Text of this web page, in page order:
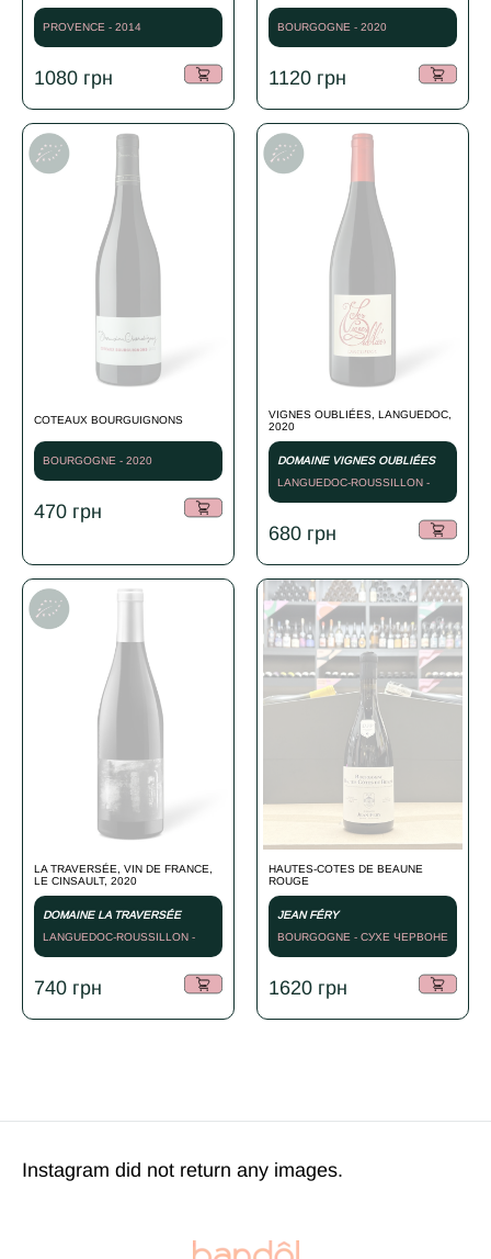
PROVENCE - 2014
1080 грн
BOURGOGNE - 2020
1120 грн
COTEAUX BOURGUIGNONS
BOURGOGNE - 2020
470 грн
VIGNES OUBLIÉES, LANGUEDOC,
2020
DOMAINE VIGNES OUBLIÉES
LANGUEDOC-ROUSSILLON -
2020
680 грн
LA TRAVERSÉE, VIN DE FRANCE,
LE CINSAULT, 2020
DOMAINE LA TRAVERSÉE
LANGUEDOC-ROUSSILLON -
2020
740 грн
HAUTES-COTES DE BEAUNE
ROUGE
JEAN FÉRY
BOURGOGNE - СУХЕ ЧЕРВОНЕ
- 2023
1620 грн
Instagram did not return any images.